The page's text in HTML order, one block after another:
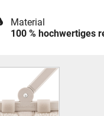
Material
100 % hochwertiges